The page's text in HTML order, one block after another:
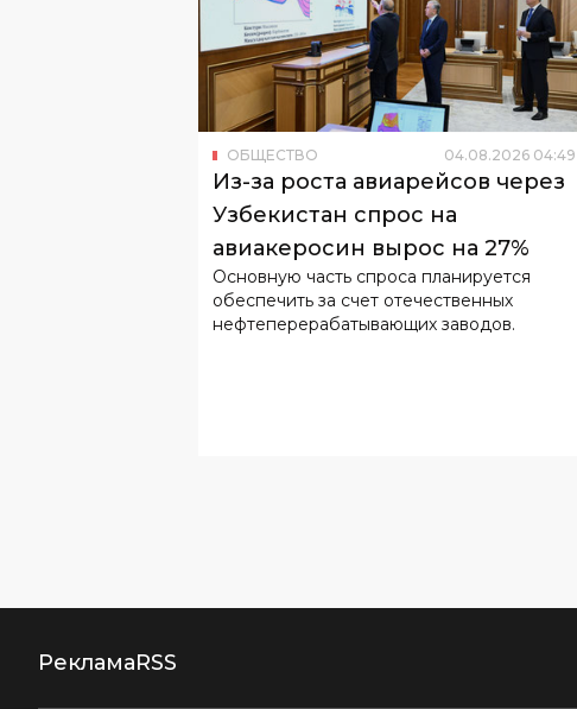
ОБЩЕСТВО 04.08.2026 04:49
Из-за роста авиарейсов через
Узбекистан спрос на
авиакеросин вырос на 27%
Основную часть спроса планируется
обеспечить за счет отечественных
нефтеперерабатывающих заводов.
РекламаRSS